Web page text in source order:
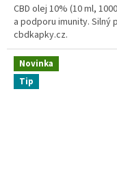
CBD olej 10% (10 ml,
a podporu imunity.
cbdkapky.cz.
Novinka
Tip